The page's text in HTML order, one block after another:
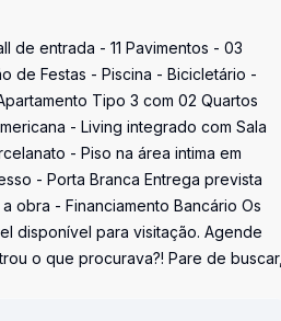
de entrada - 11 Pavimentos - 03
de Festas - Piscina - Bicicletário -
Tipo 3 com 02 Quartos
- Living integrado com Sala
- Piso na área intima em
- Porta Branca Entrega prevista
obra - Financiamento Bancário Os
disponível para visitação. Agende
o que procurava?! Pare de buscar,